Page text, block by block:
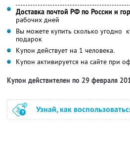
Доставка почтой РФ по России и
рабочих дней
Вы можете купить сколько угодно
подарок
Купон действует на 1 человека.
Купон активируется на сайте при
Купон действителен по 29 февраля
Узнай, как